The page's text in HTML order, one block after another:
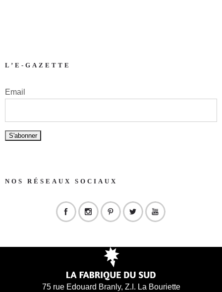
L’E-GAZETTE
Email
NOS RÉSEAUX SOCIAUX
75 rue Edouard Branly, Z.I. La Bouriette